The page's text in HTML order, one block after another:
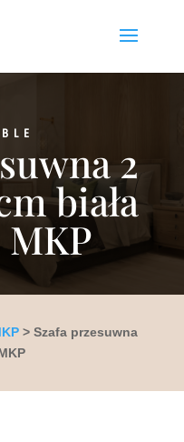
2
biała
> Szafa przesuwna